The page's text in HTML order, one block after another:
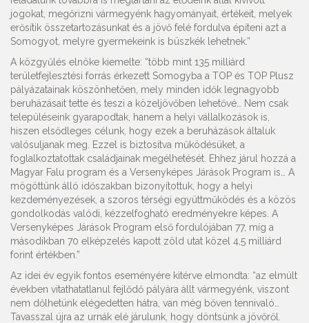
jogokat, megőrizni vármegyénk hagyományait, értékeit, melyek
erősítik összetartozásunkat és a jövő felé fordulva építeni azt a
Somogyot, melyre gyermekeink is büszkék lehetnek.”
A közgyűlés elnöke kiemelte: “több mint 135 milliárd
területfejlesztési forrás érkezett Somogyba a TOP és TOP Plusz
pályázatainak köszönhetően, mely minden idők legnagyobb
beruházásait tette és teszi a közeljövőben lehetővé… Nem csak
településeink gyarapodtak, hanem a helyi vállalkozások is,
hiszen elsődleges célunk, hogy ezek a beruházások általuk
valósuljanak meg. Ezzel is biztosítva működésüket, a
foglalkoztatottak családjainak megélhetését. Ehhez járul hozzá a
Magyar Falu program és a Versenyképes Járások Program is… A
mögöttünk álló időszakban bizonyítottuk, hogy a helyi
kezdeményezések, a szoros térségi együttműködés és a közös
gondolkodás valódi, kézzelfogható eredményekre képes. A
Versenyképes Járások Program első fordulójában 77, míg a
másodikban 70 elképzelés kapott zöld utat közel 4,5 milliárd
forint értékben.”
Az idei év egyik fontos eseményére kitérve elmondta: “az elmúlt
években vitathatatlanul fejlődő pályára állt vármegyénk, viszont
nem dőlhetünk elégedetten hátra, van még bőven tennivaló…
Tavasszal újra az urnák elé járulunk, hogy döntsünk a jövőről.